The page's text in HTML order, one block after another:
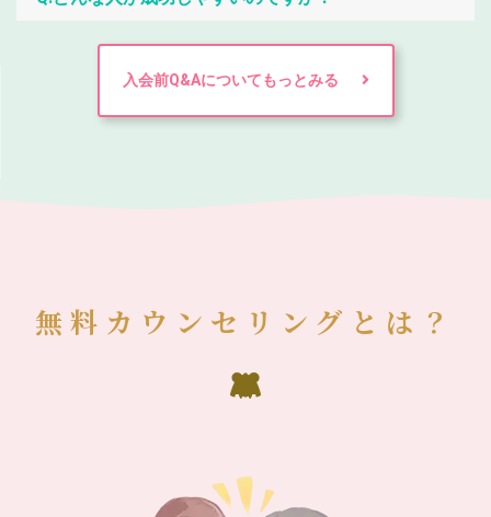
入会前Q&Aについてもっとみる
無料カウンセリングとは？